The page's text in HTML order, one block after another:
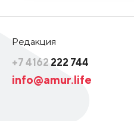
Редакция
+7 4162 222 744
info@amur.life